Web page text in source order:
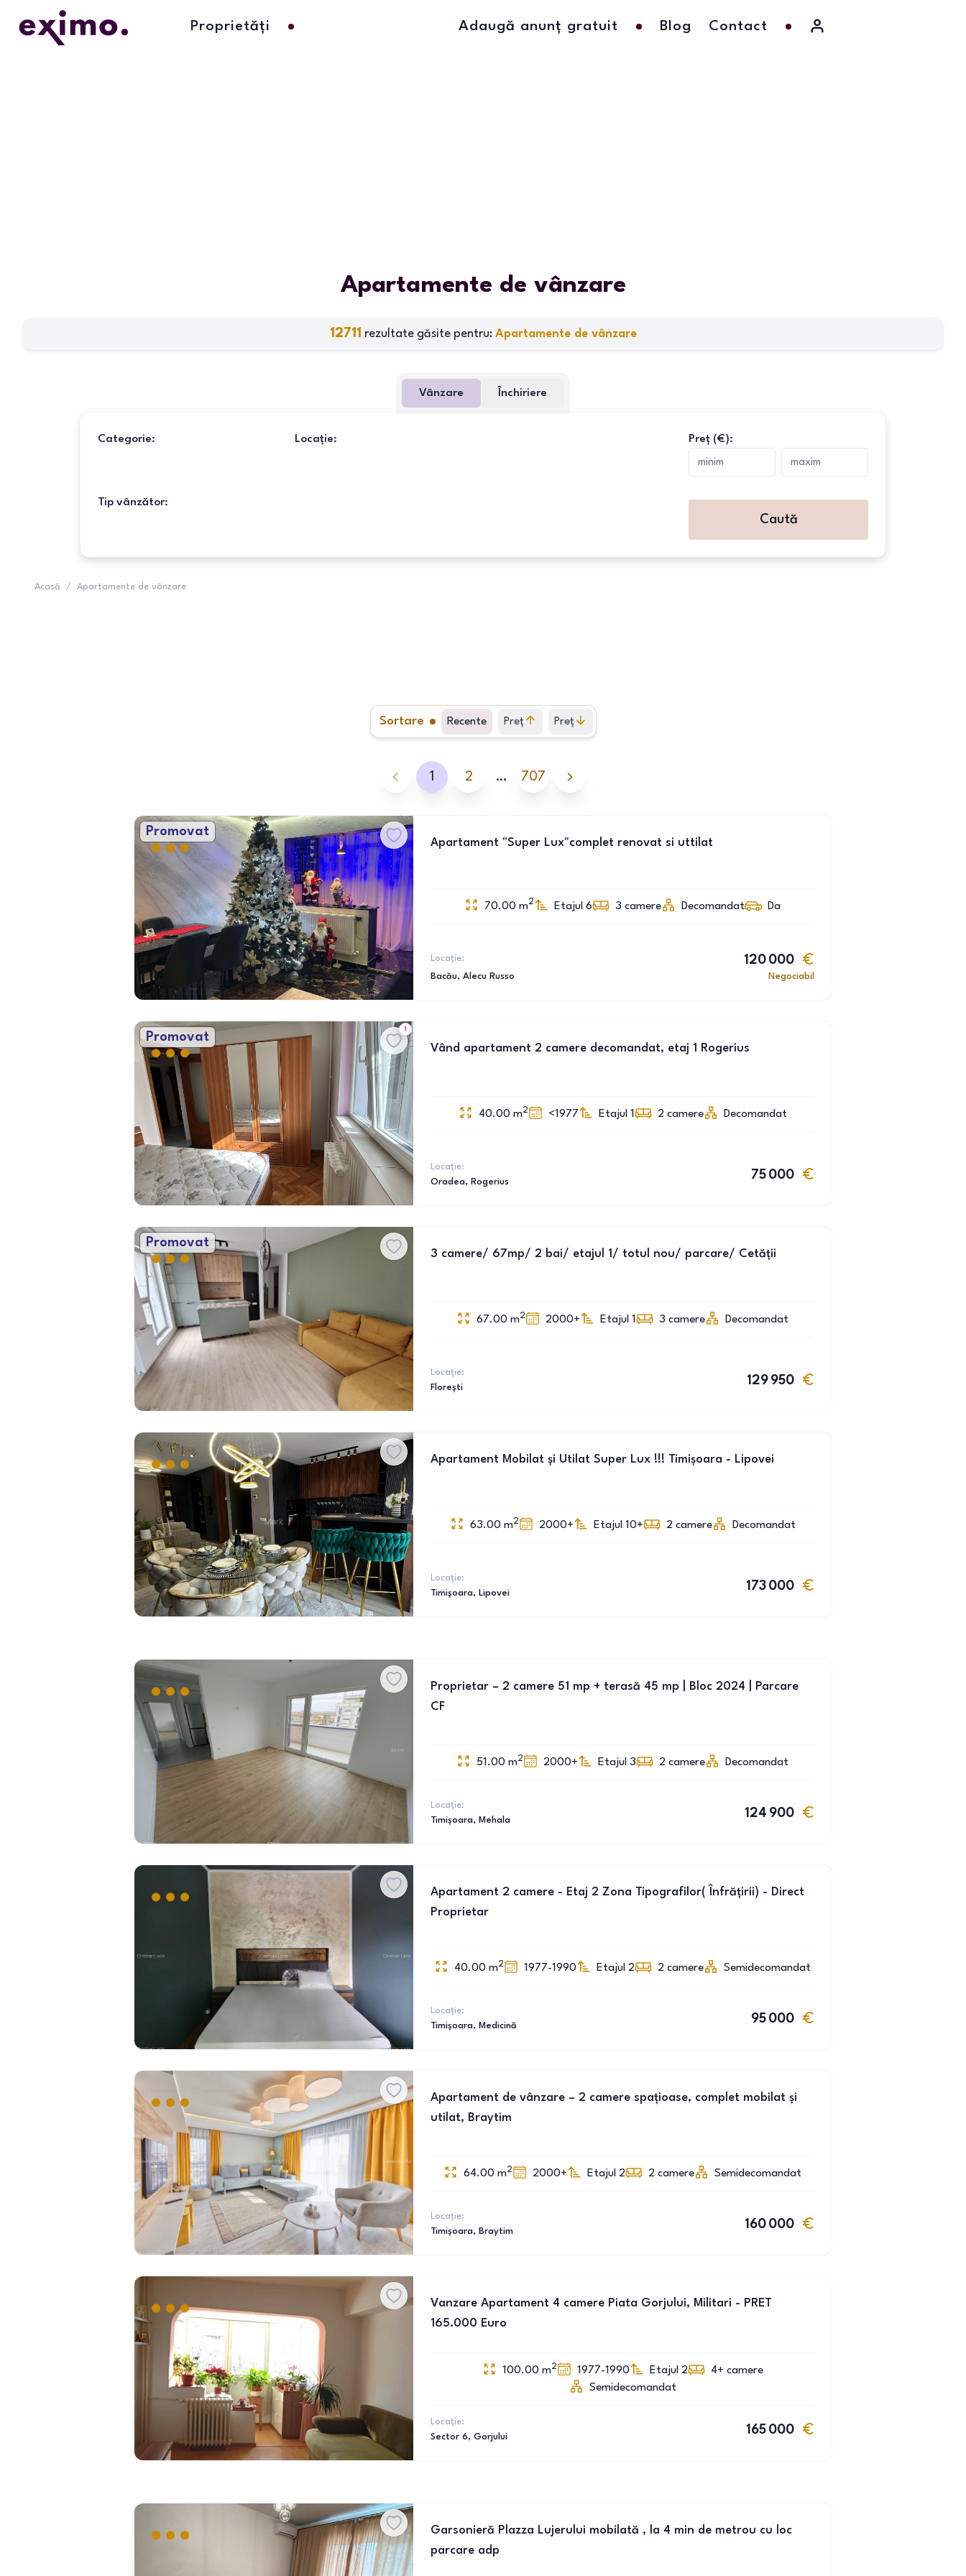
Proprietăți Adaugă anunț gratuit Blog Contact
Apartamente de vânzare
12711 rezultate găsite pentru: Apartamente de vânzare
Vânzare Închiriere
Categorie: Locație: Preț (€):
Tip vânzător:
Caută
Acasă / Apartamente de vânzare
Sortare Recente Preț
crescător
Preț
descrescător
1 2 … 707
Promovat
Apartament "Super Lux"complet renovat si uttilat
70.00 m2 Etajul 6 3 camere Decomandat Da
Locație:
Bacău, Alecu Russo
120 000
Negociabil
Promovat
1
Vând apartament 2 camere decomandat, etaj 1 Rogerius
40.00 m2 <1977 Etajul 1 2 camere Decomandat
Locație:
Oradea, Rogerius
75 000
Promovat
3 camere/ 67mp/ 2 bai/ etajul 1/ totul nou/ parcare/ Cetății
67.00 m2 2000+ Etajul 1 3 camere Decomandat
Locație:
Florești
129 950
Apartament Mobilat și Utilat Super Lux !!! Timișoara - Lipovei
63.00 m2 2000+ Etajul 10+ 2 camere Decomandat
Locație:
Timișoara, Lipovei
173 000
Proprietar – 2 camere 51 mp + terasă 45 mp | Bloc 2024 | Parcare
CF
51.00 m2 2000+ Etajul 3 2 camere Decomandat
Locație:
Timișoara, Mehala
124 900
Apartament 2 camere - Etaj 2 Zona Tipografilor( Înfrățirii) - Direct
Proprietar
40.00 m2 1977-1990 Etajul 2 2 camere Semidecomandat
Locație:
Timișoara, Medicină
95 000
Apartament de vânzare – 2 camere spațioase, complet mobilat și
utilat, Braytim
64.00 m2 2000+ Etajul 2 2 camere Semidecomandat
Locație:
Timișoara, Braytim
160 000
Vanzare Apartament 4 camere Piata Gorjului, Militari - PRET
165.000 Euro
100.00 m2 1977-1990 Etajul 2 4+ camere
Semidecomandat
Locație:
Sector 6, Gorjului
165 000
Garsonieră Plazza Lujerului mobilată , la 4 min de metrou cu loc
parcare adp